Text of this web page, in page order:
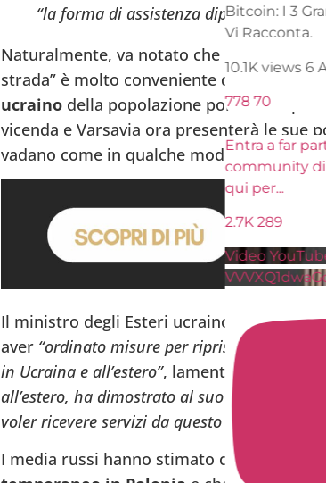
“la forma di assistenza dipende dalla
Naturalmente, va notato che una simile
strada” è molto conveniente dal punto di
ucraino della popolazione polacca. In
vicenda e Varsavia ora presenterà le sue
vadano come in qualche modo nobili.
Il ministro degli Esteri ucraino Dmytro
aver “ordinato misure per ripristinare
in Ucraina e all’estero”, lamentando:
all’estero, ha dimostrato al suo Stato che
voler ricevere servizi da questo Stato”.
I media russi hanno stimato che
quasi
Bitcoin: I 3 Grandi
Vi Racconta.
10.1K views 6 Agosto
778 70
Entra a far parte
community di "Alta
qui per...
2.7K 289
Video YouTube